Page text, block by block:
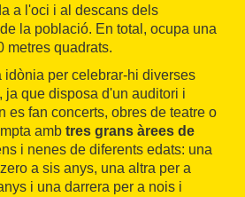
a l'oci i al descans dels
la població. En total, ocupa una
metres quadrats.
idònia per celebrar-hi diverses
, ja que disposa d'un auditori i
es fan concerts, obres de teatre o
amb tres grans àrees de
i nenes de diferents edats: una
a sis anys, una altra per a
i una darrera per a nois i